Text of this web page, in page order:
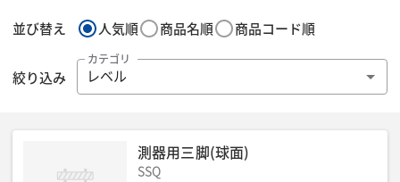
並び替え 人気順 商品名順 商品コード順
絞り込み
カテゴリ
レベル
測器用三脚(球面)
SSQ